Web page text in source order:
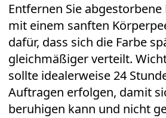
Entfernen Sie
mit einem sanften
dafür, dass sich die Farbe
gleichmäßiger verteilt.
sollte idealerweise 24
Auftragen erfolgen, damit
beruhigen kann und nicht